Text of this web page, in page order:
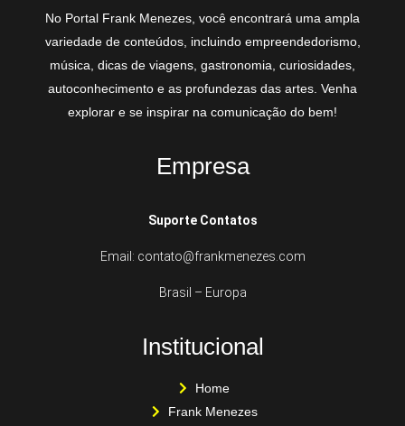
No Portal Frank Menezes, você encontrará uma ampla
variedade de conteúdos, incluindo empreendedorismo,
música, dicas de viagens, gastronomia, curiosidades,
autoconhecimento e as profundezas das artes. Venha
explorar e se inspirar na comunicação do bem!
Empresa
Suporte Contatos
Email: contato@frankmenezes.com
Brasil – Europa
Institucional
Home
Frank Menezes